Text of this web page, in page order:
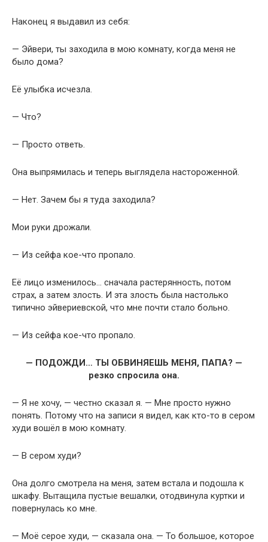
Наконец я выдавил из себя:
— Эйвери, ты заходила в мою комнату, когда меня не
было дома?
Её улыбка исчезла.
— Что?
— Просто ответь.
Она выпрямилась и теперь выглядела настороженной.
— Нет. Зачем бы я туда заходила?
Мои руки дрожали.
— Из сейфа кое-что пропало.
Её лицо изменилось… сначала растерянность, потом
страх, а затем злость. И эта злость была настолько
типично эйвериевской, что мне почти стало больно.
— Из сейфа кое-что пропало.
— ПОДОЖДИ… ТЫ ОБВИНЯЕШЬ МЕНЯ, ПАПА? —
резко спросила она.
— Я не хочу, — честно сказал я. — Мне просто нужно
понять. Потому что на записи я видел, как кто-то в сером
худи вошёл в мою комнату.
— В сером худи?
Она долго смотрела на меня, затем встала и подошла к
шкафу. Вытащила пустые вешалки, отодвинула куртки и
повернулась ко мне.
— Моё серое худи, — сказала она. — То большое, которое